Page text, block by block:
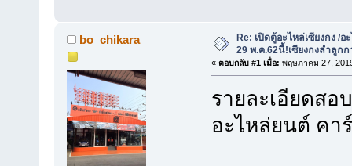
bo_chikara
Re: เปิดตู้อะไหล่เซียงกง /
29 พ.ค.62นี้!เซียงกงลำลูกก
« ตอบกลับ #1 เมื่อ: พฤษภาคม 27,
รายละเอี
อะไหล่ยนต์ ค